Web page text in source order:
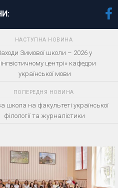
НАСТУПНА НОВИНА
Зимової школи – 2026 у
центрі» кафедри
української мови
ПОПЕРЕДНЯ НОВИНА
школа на факультеті української
філології та журналістики